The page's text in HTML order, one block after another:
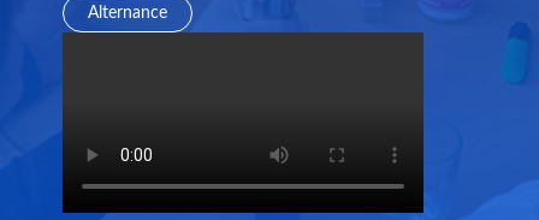
Alternance